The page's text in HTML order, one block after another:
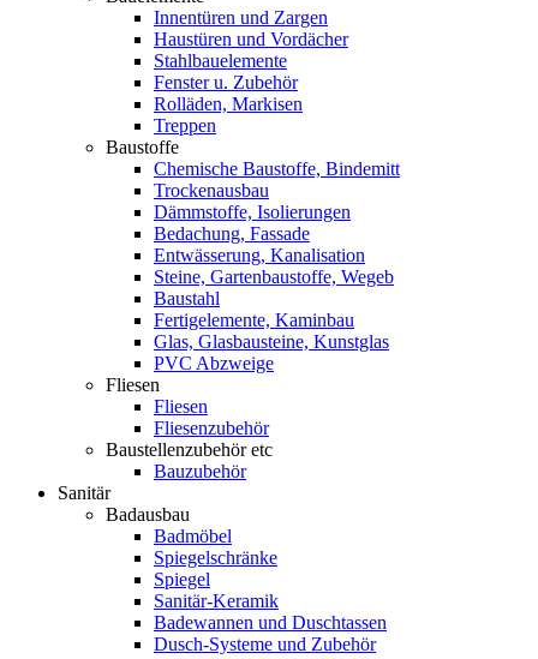
Innentüren und Zargen
Haustüren und Vordächer
Stahlbauelemente
Fenster u. Zubehör
Rolläden, Markisen
Treppen
Baustoffe
Chemische Baustoffe, Bindemitt
Trockenausbau
Dämmstoffe, Isolierungen
Bedachung, Fassade
Entwässerung, Kanalisation
Steine, Gartenbaustoffe, Wegeb
Baustahl
Fertigelemente, Kaminbau
Glas, Glasbausteine, Kunstglas
PVC Abzweige
Fliesen
Fliesen
Fliesenzubehör
Baustellenzubehör etc
Bauzubehör
Sanitär
Badausbau
Badmöbel
Spiegelschränke
Spiegel
Sanitär-Keramik
Badewannen und Duschtassen
Dusch-Systeme und Zubehör